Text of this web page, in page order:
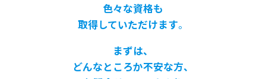
色々な資格も
取得していただけます。
まずは、
どんなところか不安な方、